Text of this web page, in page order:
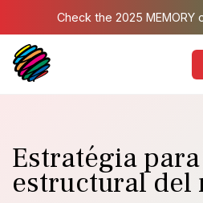
Check the 2025 MEMORY
Estratégia
estructural del